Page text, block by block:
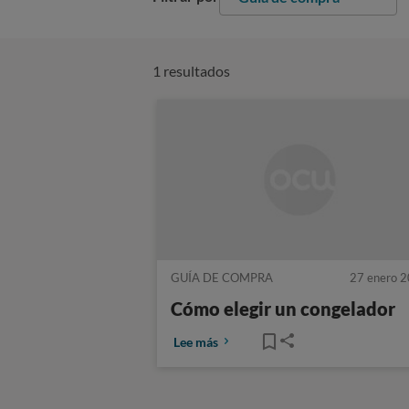
1 resultados
GUÍA DE COMPRA 27 enero
Cómo elegir un congelador
Lee más